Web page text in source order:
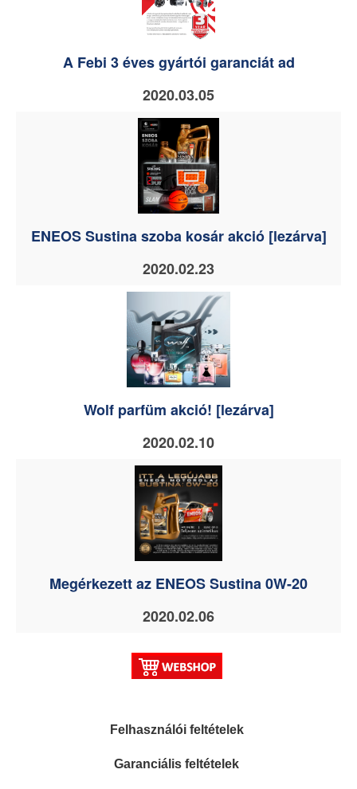
A Febi 3 éves gyártói garanciát ad
2020.03.05
ENEOS Sustina szoba kosár akció [lezárva]
2020.02.23
Wolf parfüm akció! [lezárva]
2020.02.10
Megérkezett az ENEOS Sustina 0W-20
2020.02.06
Felhasználói feltételek
Garanciális feltételek